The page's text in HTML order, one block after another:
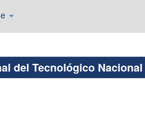
del Tecnológico Nacional